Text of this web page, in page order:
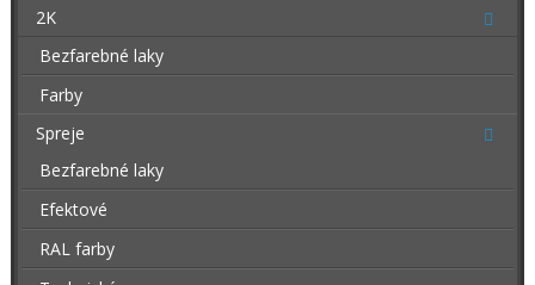
2K
Bezfarebné laky
Farby
Spreje
Bezfarebné laky
Efektové
RAL farby